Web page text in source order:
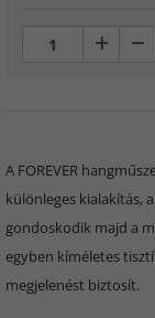
A FOREVER
különleges kialakítás,
gondoskodik majd a
egyben kíméletes
megjelenést biztosít.